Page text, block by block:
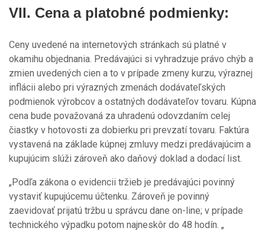
VII. Cena a platobné podmienky:
Ceny uvedené na internetových stránkach sú platné v
okamihu objednania. Predávajúci si vyhradzuje právo chýb a
zmien uvedených cien a to v prípade zmeny kurzu, výraznej
inflácii alebo pri výrazných zmenách dodávateľských
podmienok výrobcov a ostatných dodávateľov tovaru. Kúpna
cena bude považovaná za uhradenú odovzdaním celej
čiastky v hotovosti za dobierku pri prevzatí tovaru. Faktúra
vystavená na základe kúpnej zmluvy medzi predávajúcim a
kupujúcim slúži zároveň ako daňový doklad a dodací list.
„Podľa zákona o evidencii tržieb je predávajúci povinný
vystaviť kupujúcemu účtenku. Zároveň je povinný
zaevidovať prijatú tržbu u správcu dane on-line; v prípade
technického výpadku potom najneskôr do 48 hodín. „